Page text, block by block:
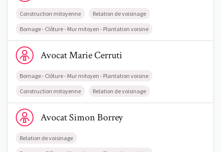
Construction mitoyenne Relation de voisinage
Bornage - Clôture - Mur mitoyen - Plantation voisine
Voir le profil de AvocatMarie Cerruti
AvocatMarieCerruti
Bornage - Clôture - Mur mitoyen - Plantation voisine
Construction mitoyenne Relation de voisinage
Voir le profil de AvocatSimon Borrey
AvocatSimonBorrey
Relation de voisinage